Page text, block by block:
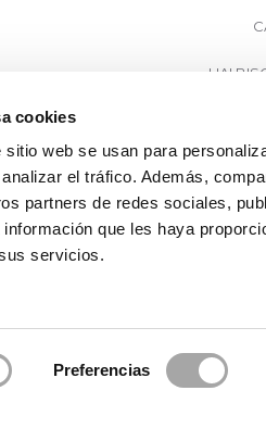
cookies
web se usan para
el tráfico. Además,
partners de redes sociales,
que les haya
servicios.
Preferencias
HAI